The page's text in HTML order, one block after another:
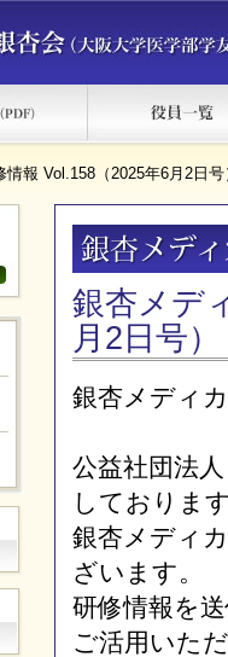
報 Vol.158（2025年6月2日号
銀杏メデ
月2日号）
銀杏メディ
公益社団法
しておりま
銀杏メディ
ざいます。
研修情報を
ご活用いた